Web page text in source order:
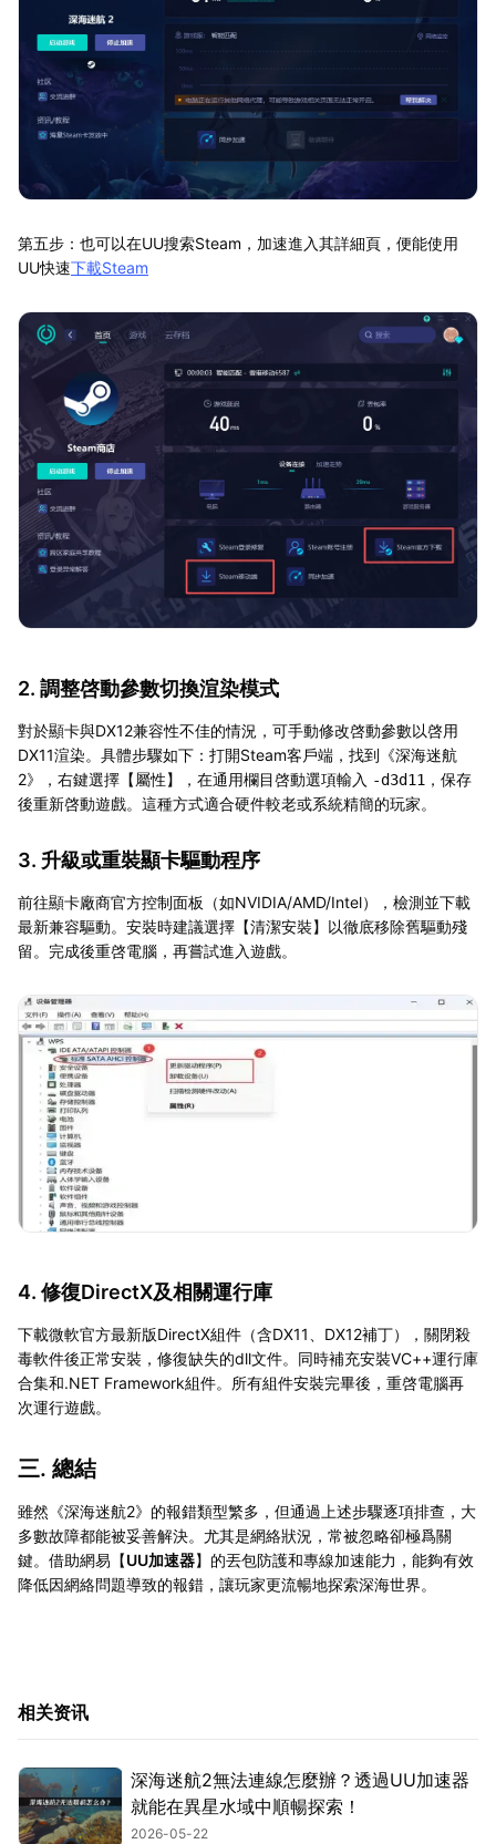
第五步：也可以在UU搜索Steam，加速進入其詳細頁，便能使用
UU快速下載Steam
2. 調整啓動參數切換渲染模式
對於顯卡與DX12兼容性不佳的情況，可手動修改啓動參數以啓用
DX11渲染。具體步驟如下：打開Steam客戶端，找到《深海迷航
2》，右鍵選擇【屬性】，在通用欄目啓動選項輸入 -d3d11 ，保存
後重新啓動遊戲。這種方式適合硬件較老或系統精簡的玩家。
3. 升級或重裝顯卡驅動程序
前往顯卡廠商官方控制面板（如NVIDIA/AMD/Intel），檢測並下載
最新兼容驅動。安裝時建議選擇【清潔安裝】以徹底移除舊驅動殘
留。完成後重啓電腦，再嘗試進入遊戲。
4. 修復DirectX及相關運行庫
下載微軟官方最新版DirectX組件（含DX11、DX12補丁），關閉殺
毒軟件後正常安裝，修復缺失的dll文件。同時補充安裝VC++運行庫
合集和.NET Framework組件。所有組件安裝完畢後，重啓電腦再
次運行遊戲。
三. 總結
雖然《深海迷航2》的報錯類型繁多，但通過上述步驟逐項排查，大
多數故障都能被妥善解決。尤其是網絡狀況，常被忽略卻極爲關
鍵。借助網易【UU加速器】的丟包防護和專線加速能力，能夠有效
降低因網絡問題導致的報錯，讓玩家更流暢地探索深海世界。
相关资讯
深海迷航2無法連線怎麼辦？透過UU加速器
就能在異星水域中順暢探索！
2026-05-22